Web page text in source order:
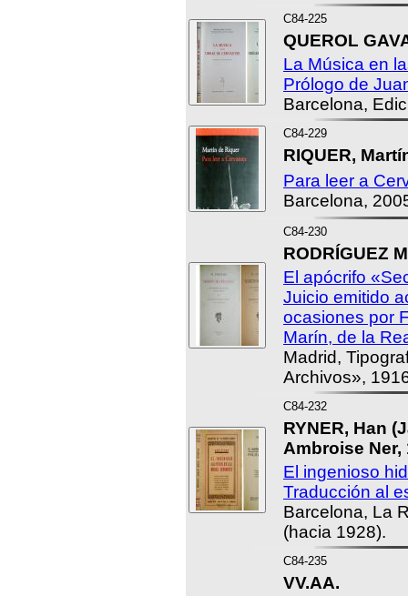
C84-225
QUEROL
La Música en
Prólogo de
Barcelona,
C84-229
RIQUER,
Para leer a
Barcelona,
C84-230
RODRÍGUEZ
El apócrifo
Juicio emitido
ocasiones por
Marín, de la
Madrid,
Archivos»,
C84-232
RYNER, Han
Ambroise Ner,
El ingenioso
Traducción al
Barcelona, La
(hacia 1928).
C84-235
VV.AA.